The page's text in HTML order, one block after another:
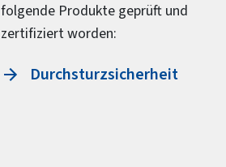
folgende Produkte geprüft und
zertifiziert worden:
Durchsturzsicherheit